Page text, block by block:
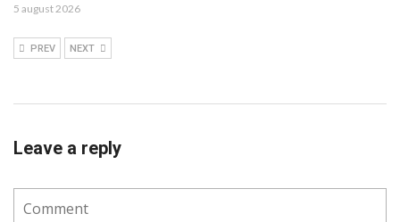
5 august 2026
PREV NEXT
Leave a reply